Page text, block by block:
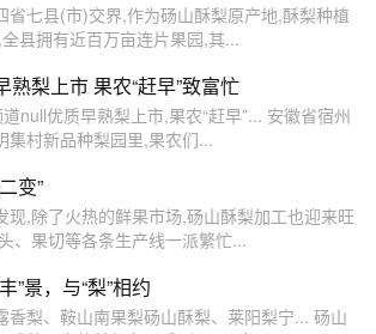
省七县(市)交界,作为砀山酥梨原产地,酥梨种植
县拥有近百万亩连片果园,其...
熟梨上市 果农“赶早”致富忙
null优质早熟梨上市,果农“赶早”... 安徽省宿州
集村新品种梨园里,果农们...
变”
现,除了火热的鲜果市场,砀山酥梨加工也迎来旺
、果切等各条生产线一派繁忙...
”景，与“梨”相约
香梨、鞍山南果梨砀山酥梨、莱阳梨宁... 砀山